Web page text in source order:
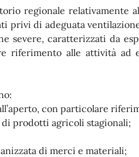
regionale relativamente
privi di adeguata
severe, caratterizzati da
riferimento alle attività ad
con particolare
di prodotti agricoli stagionali;
di merci e materiali;